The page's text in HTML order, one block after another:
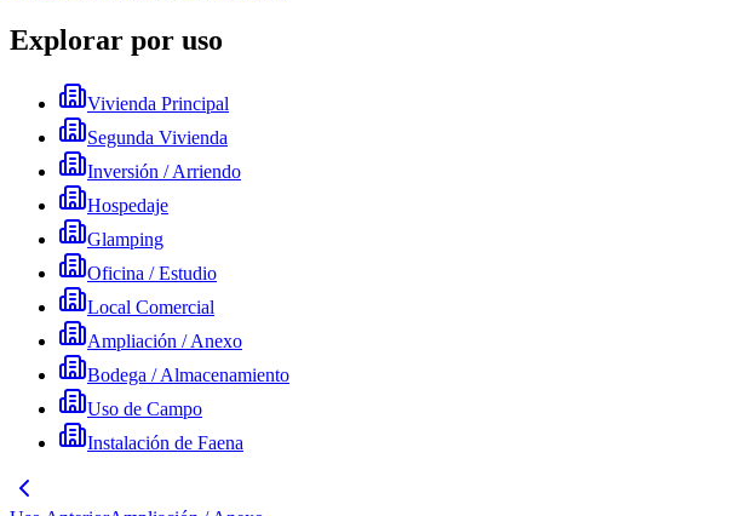
Explorar por uso
Vivienda Principal
Segunda Vivienda
Inversión / Arriendo
Hospedaje
Glamping
Oficina / Estudio
Local Comercial
Ampliación / Anexo
Bodega / Almacenamiento
Uso de Campo
Instalación de Faena